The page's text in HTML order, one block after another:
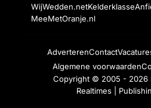
WijWedden.netKelderklasse
MeeMetOranje.nl
AdverterenContact
Algemene voorwaarden
Copyright © 2005 - 2026
Realtimes |